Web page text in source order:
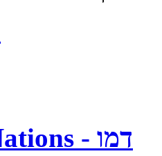
Pride of Nations - דמו